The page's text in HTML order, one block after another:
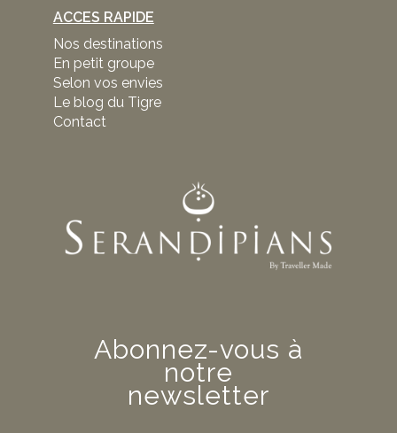
ACCES RAPIDE
Nos destinations
En petit groupe
Selon vos envies
Le blog du Tigre
Contact
Abonnez-vous à
notre
newsletter